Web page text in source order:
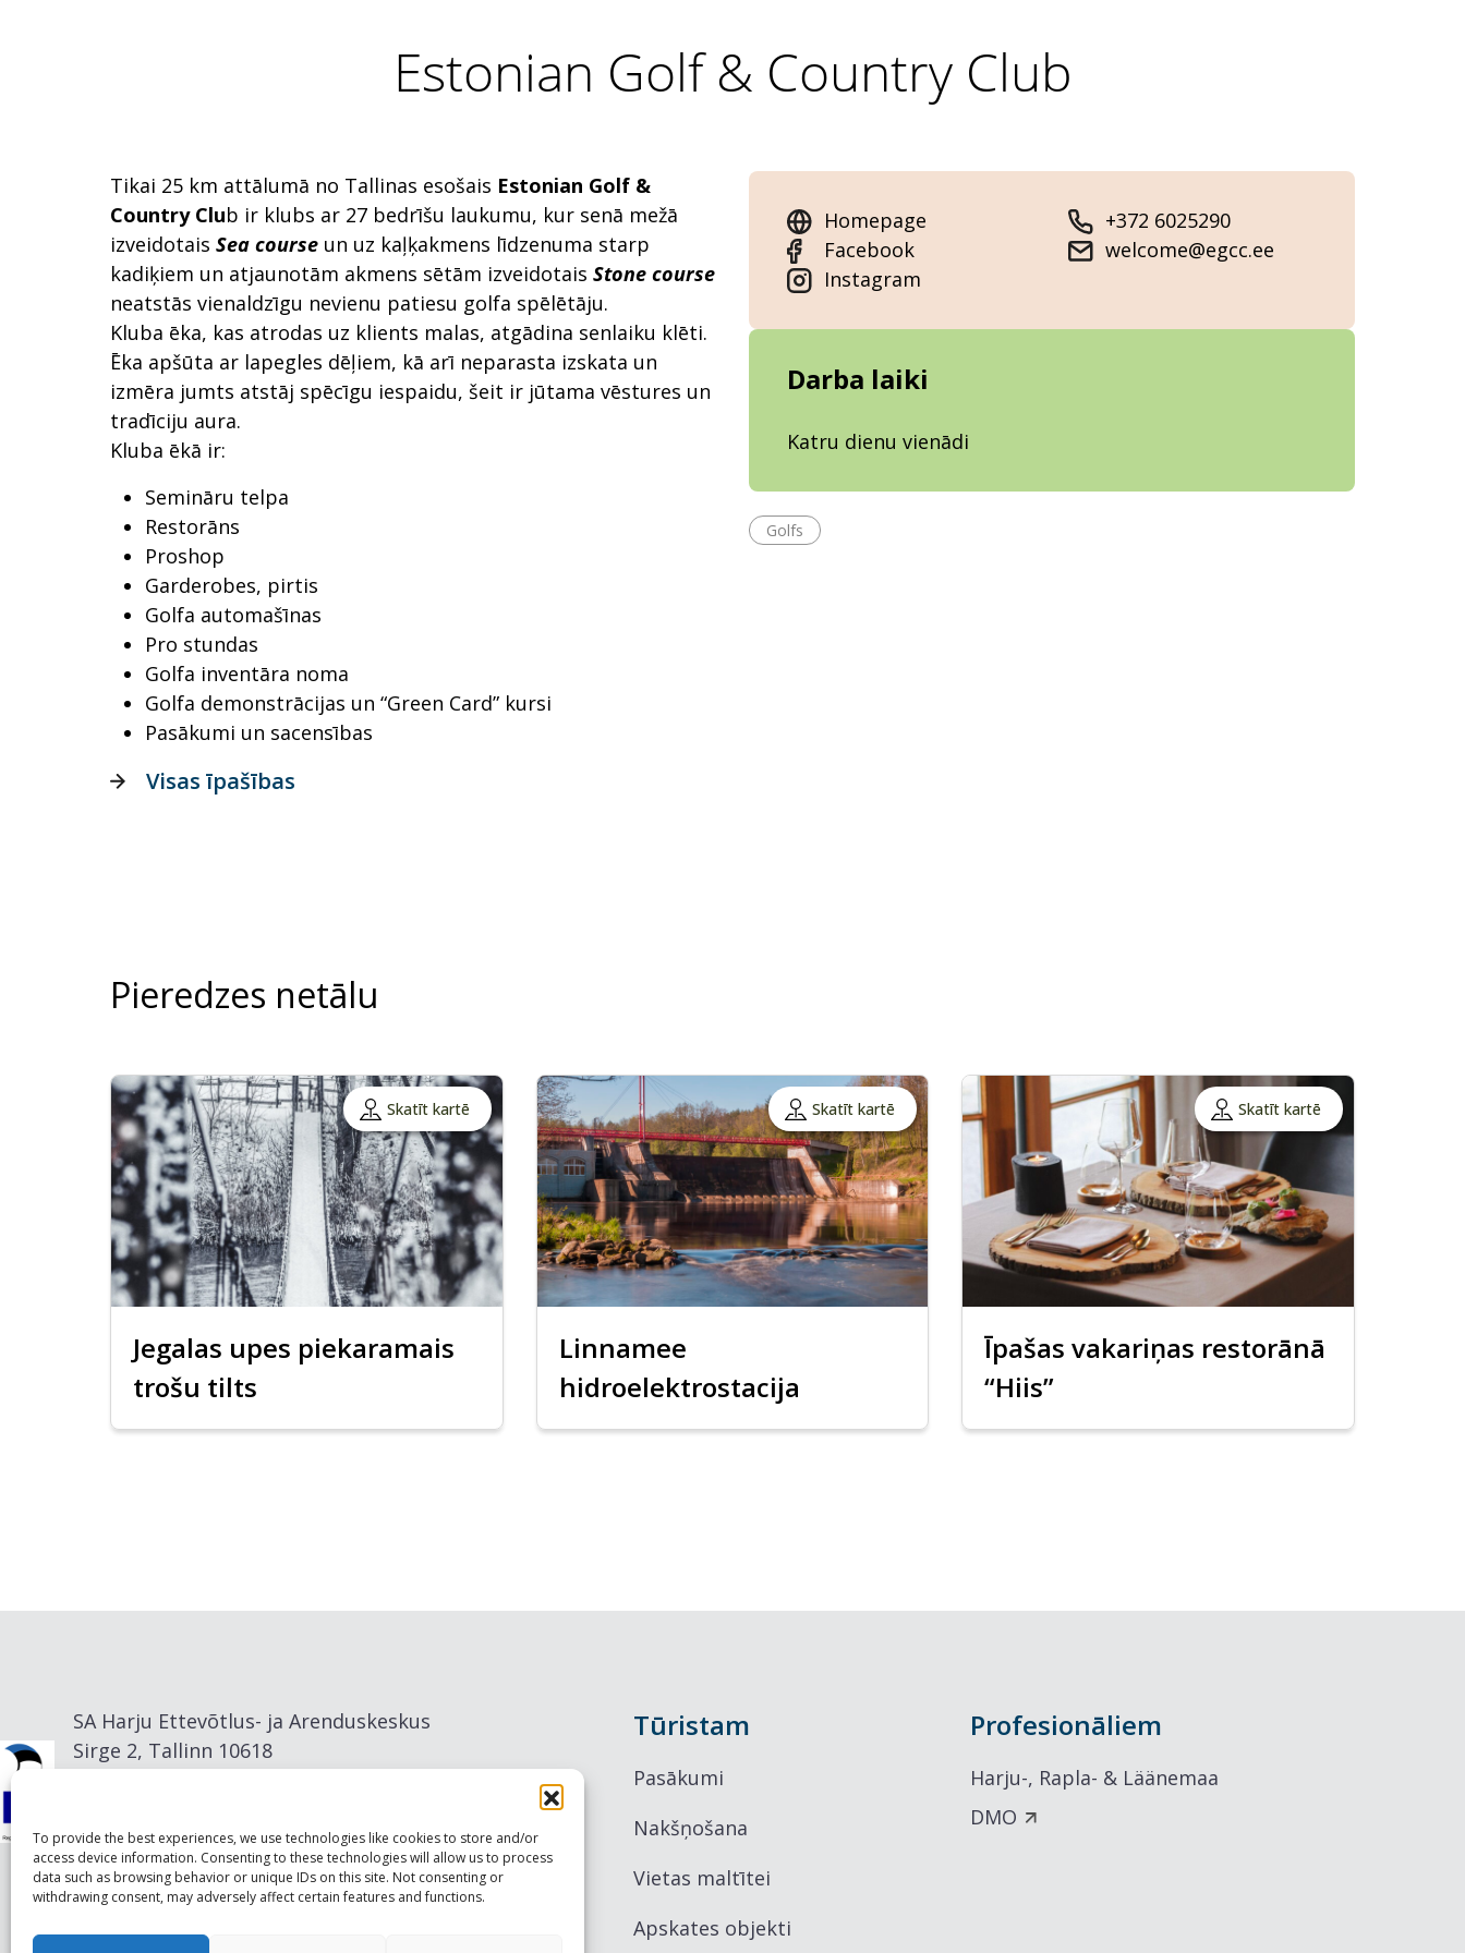
To provide the best experiences, we use technologies like cookies to store and/or
access device information. Consenting to these technologies will allow us to process
data such as browsing behavior or unique IDs on this site. Not consenting or
withdrawing consent, may adversely affect certain features and functions.
Estonian Golf & Country Club
Tikai 25 km attālumā no Tallinas esošais Estonian Golf &
Country Club ir klubs ar 27 bedrīšu laukumu, kur senā mežā
izveidotais Sea course un uz kaļķakmens līdzenuma starp
kadiķiem un atjaunotām akmens sētām izveidotais Stone course
neatstās vienaldzīgu nevienu patiesu golfa spēlētāju.
Kluba ēka, kas atrodas uz klients malas, atgādina senlaiku klēti.
Ēka apšūta ar lapegles dēļiem, kā arī neparasta izskata un
izmēra jumts atstāj spēcīgu iespaidu, šeit ir jūtama vēstures un
tradīciju aura.
Kluba ēkā ir:
Semināru telpa
Restorāns
Proshop
Garderobes, pirtis
Golfa automašīnas
Pro stundas
Golfa inventāra noma
Golfa demonstrācijas un “Green Card” kursi
Pasākumi un sacensības
Homepage
Facebook
Instagram
+372 6025290
welcome@egcc.ee
Darba laiki
Katru dienu vienādi
Golfs
Visas īpašības
Pieredzes netālu
Skatīt kartē
Jegalas upes piekaramais
trošu tilts
Skatīt kartē
Linnamee
hidroelektrostacija
Skatīt kartē
Īpašas vakariņas restorānā
“Hiis”
SA Harju Ettevõtlus- ja Arenduskeskus
Sirge 2, Tallinn 10618
Tūristam
Pasākumi
Nakšņošana
Vietas maltītei
Apskates objekti
Profesionāliem
Harju-, Rapla- & Läänemaa
DMO